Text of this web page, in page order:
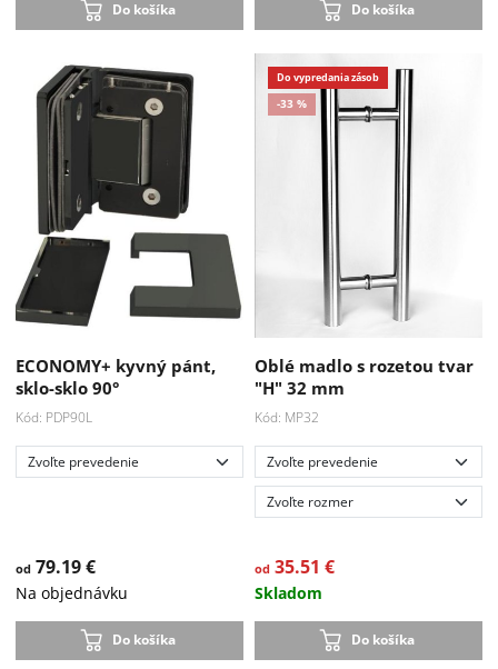
Do košíka Do košíka
ECONOMY+ kyvný pánt,
sklo-sklo 90°
Kód: PDP90L
od79.19 €
Na objednávku
Do košíka
Oblé madlo s rozetou tvar
"H" 32 mm
Kód: MP32
od 35.51 €
Skladom
Do košíka